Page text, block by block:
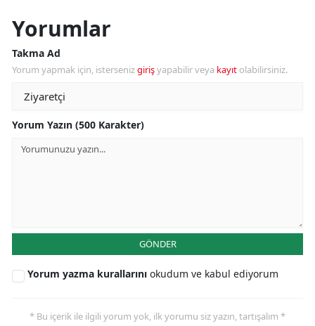
Yorumlar
Takma Ad
Yorum yapmak için, istersenizgirişyapabilir veya kayıt olabilirsiniz.
Yorum Yazın (500 Karakter)
GÖNDER
Yorum yazma kurallarını okudum ve kabul ediyorum
* Bu içerik ile ilgili yorum yok, ilk yorumu siz yazın, tartışalım *